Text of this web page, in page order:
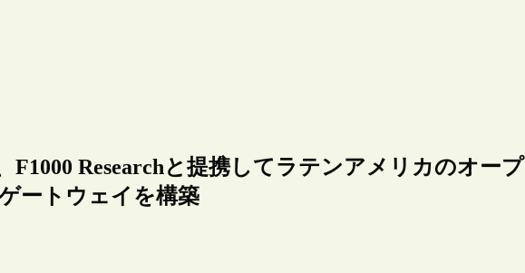
F1000 Researchと提携してラテンアメリカのオープ
ートウェイを構築